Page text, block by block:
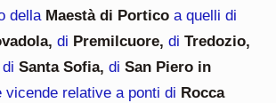
della Maestà di Portico a quelli di
di Premilcuore, di Tredozio,
di Santa Sofia, di San Piero in
relative a ponti di Rocca